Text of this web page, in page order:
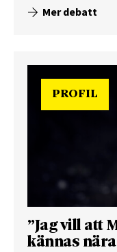
Mer debatt
PROFIL
”Jag vill att
kännas